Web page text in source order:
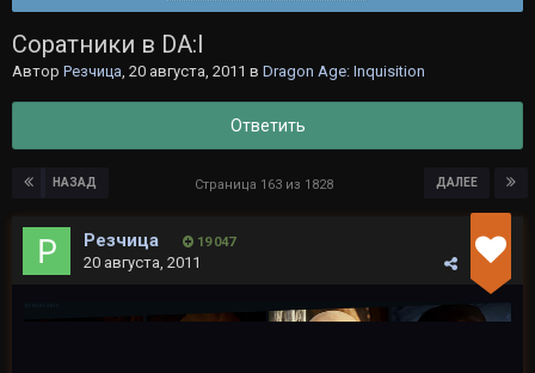
Cоратники в DA:I
Автор Резчица, 20 августа, 2011 в Dragon Age: Inquisition
Ответить
НАЗАД ДАЛЕЕ
Страница 163 из 1828
Резчица 19 047
20 августа, 2011